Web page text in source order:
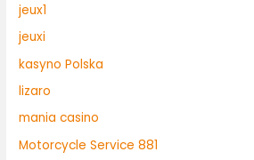
jeux1
jeuxi
kasyno Polska
lizaro
mania casino
Motorcycle Service 881